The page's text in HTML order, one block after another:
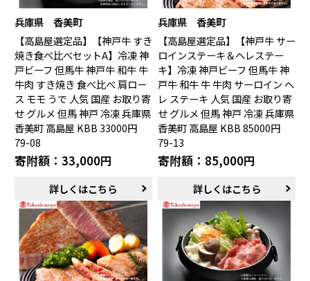
兵庫県 香美町
【高島屋選定品】【神戸牛 すき
焼き食べ比べセットA】冷凍 神
戸ビーフ 但馬牛 神戸牛 和牛 牛
牛肉 すき焼き 食べ比べ 肩ロー
ス モモ うで 人気 国産 お取り寄
せ グルメ 但馬 神戸 冷凍 兵庫県
香美町 高島屋 KBB 33000円
79-08
寄附額：33,000円
詳しくはこちら
兵庫県 香美町
【高島屋選定品】【神戸牛 サー
ロインステーキ＆ヘレステー
キ】冷凍 神戸ビーフ 但馬牛 神
戸牛 和牛 牛 牛肉 サーロイン ヘ
レ ステーキ 人気 国産 お取り寄
せ グルメ 但馬 神戸 冷凍 兵庫県
香美町 高島屋 KBB 85000円
79-13
寄附額：85,000円
詳しくはこちら